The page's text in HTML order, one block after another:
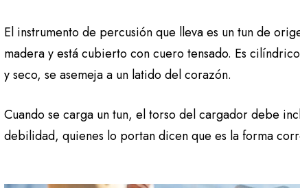
El instrumento de percusión que lleva es un tun de
madera y está cubierto con cuero tensado. Es
y seco, se asemeja a un latido del corazón.
Cuando se carga un tun, el torso del cargador debe
debilidad, quienes lo portan dicen que es la forma